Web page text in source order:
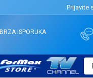
Prijavite
BRZA ISPORUKA